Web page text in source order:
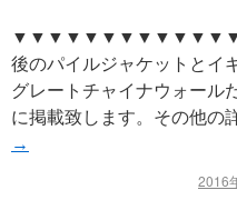
▼▼▼▼▼▼▼▼▼▼▼▼▼▼▼
後のパイルジャケットとイ
グレートチャイナウォール
に掲載致します。その他の
→
2016